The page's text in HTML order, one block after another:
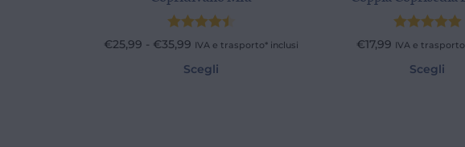
Valutato
€25,99 - €35,99 IVA e trasporto* inclusi
Scegli
Valutato
€17,99 IVA e
Scegli